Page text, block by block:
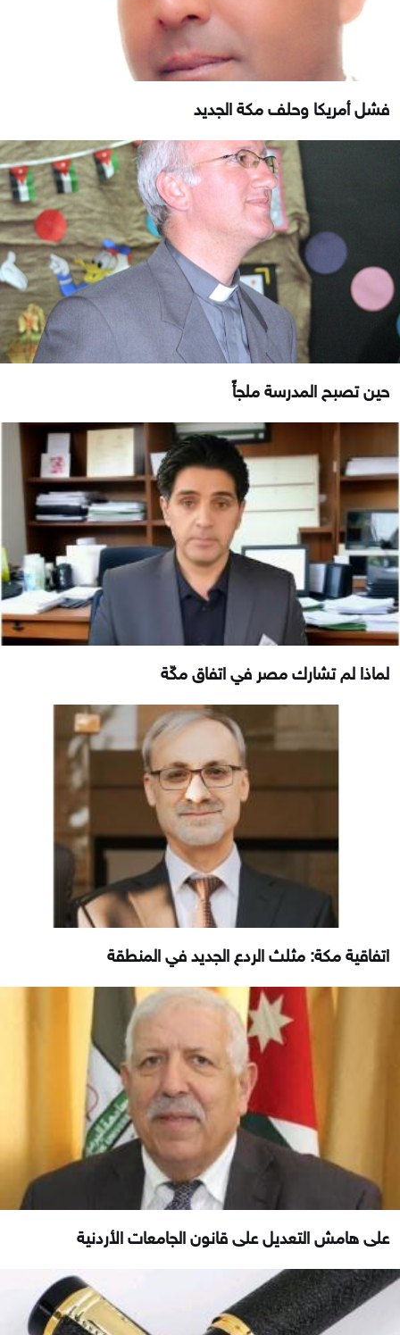
فشل أمريكا وحلف مكة الجديد
حين تصبح المدرسة ملجأً
لماذا لم تشارك مصر في اتفاق مكّة
اتفاقية مكة: مثلث الردع الجديد في المنطقة
على هامش التعديل على قانون الجامعات الأردنية